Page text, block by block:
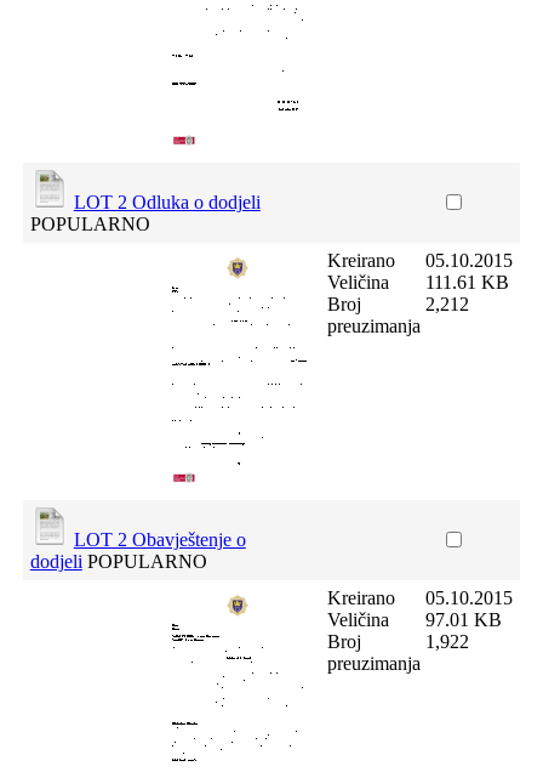
LOT 2 Odluka o dodjeli
POPULARNO
Kreirano
Veličina
Broj
preuzimanja
05.10.2015
111.61 KB
2,212
LOT 2 Obavještenje o
dodjeli POPULARNO
Kreirano
Veličina
Broj
preuzimanja
05.10.2015
97.01 KB
1,922